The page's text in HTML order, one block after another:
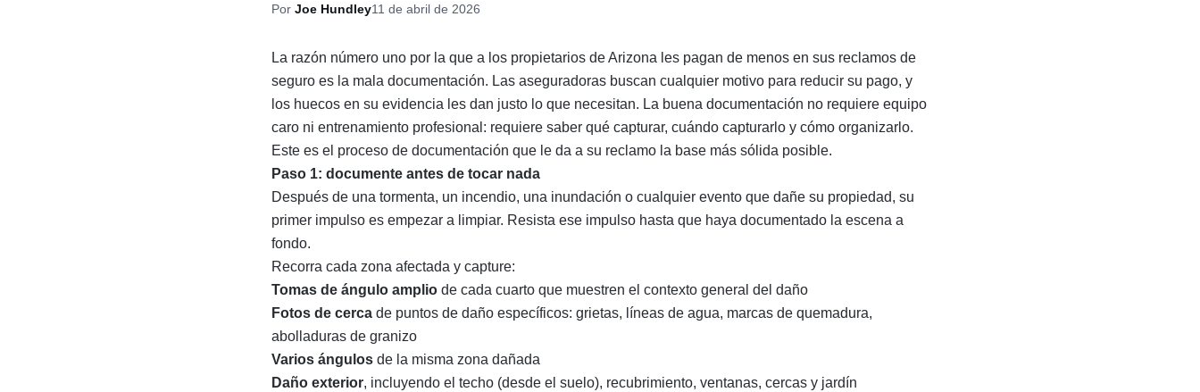
Por Joe Hundley11 de abril de 2026
La razón número uno por la que a los propietarios de Arizona les pagan de menos en sus reclamos de
seguro es la mala documentación. Las aseguradoras buscan cualquier motivo para reducir su pago, y
los huecos en su evidencia les dan justo lo que necesitan. La buena documentación no requiere equipo
caro ni entrenamiento profesional: requiere saber qué capturar, cuándo capturarlo y cómo organizarlo.
Este es el proceso de documentación que le da a su reclamo la base más sólida posible.
Paso 1: documente antes de tocar nada
Después de una tormenta, un incendio, una inundación o cualquier evento que dañe su propiedad, su
primer impulso es empezar a limpiar. Resista ese impulso hasta que haya documentado la escena a
fondo.
Recorra cada zona afectada y capture:
Tomas de ángulo amplio de cada cuarto que muestren el contexto general del daño
Fotos de cerca de puntos de daño específicos: grietas, líneas de agua, marcas de quemadura,
abolladuras de granizo
Varios ángulos de la misma zona dañada
Daño exterior, incluyendo el techo (desde el suelo), recubrimiento, ventanas, cercas y jardín